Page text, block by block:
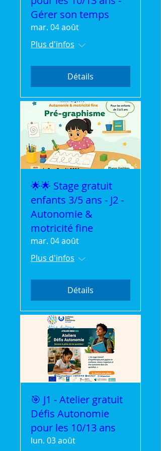
Gérer son temps
mar. 04 août
Plus d'infos
Détails
🌟🌟 Stage gratuit
enfants 3/5 ans - J2 -
Autonomie &
motricité fine
mar. 04 août
Plus d'infos
Détails
🎯 J1 - Atelier gratuit
Défis Autonomie
pour les 10/13 ans
lun. 03 août